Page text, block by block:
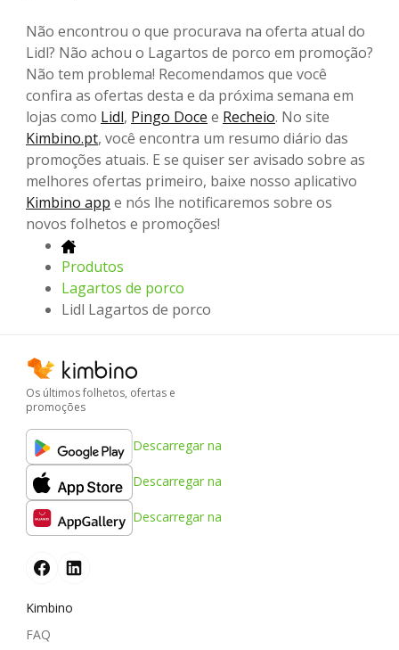
Não encontrou o que procurava na oferta atual do
Lidl? Não achou o Lagartos de porco em promoção?
Não tem problema! Recomendamos que você
confira as ofertas desta e da próxima semana em
lojas como Lidl, Pingo Doce e Recheio. No site
Kimbino.pt, você encontra um resumo diário das
promoções atuais. E se quiser ser avisado sobre as
melhores ofertas primeiro, baixe nosso aplicativo
Kimbino app e nós lhe notificaremos sobre os
novos folhetos e promoções!
Produtos
Lagartos de porco
Lidl Lagartos de porco
Os últimos folhetos, ofertas e
promoções
Descarregar na
Descarregar na
Descarregar na
Kimbino
FAQ